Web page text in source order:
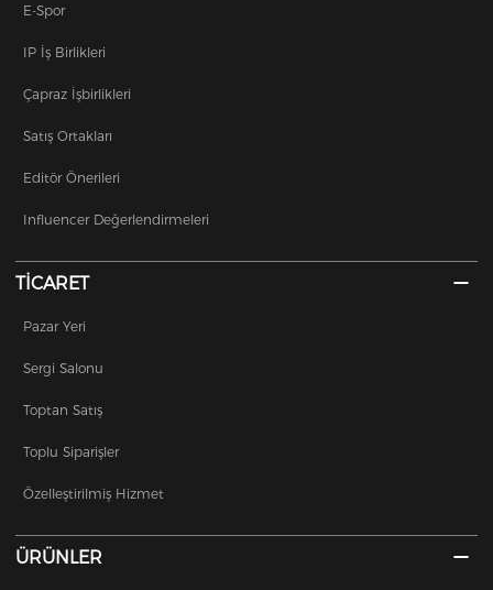
E-Spor
IP İş Birlikleri
Çapraz İşbirlikleri
Satış Ortakları
Editör Önerileri
Influencer Değerlendirmeleri
TİCARET
Pazar Yeri
Sergi Salonu
Toptan Satış
Toplu Siparişler
Özelleştirilmiş Hizmet
ÜRÜNLER